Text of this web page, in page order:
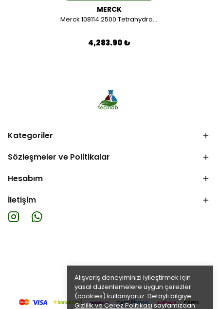
Alışveriş deneyiminizi iyileştirmek için
yasal düzenlemelere uygun çerezler
(cookies) kullanıyoruz. Detaylı bilgiye
Gizlilik ve Çerez Politikası sayfamızdan
MERCK
Merck 108114 2500 Tetrahydrofuran Extra Pure 2,5 LT.
4,283.90 ₺
Kategoriler
Sözleşmeler ve Politikalar
Hesabım
İletişim